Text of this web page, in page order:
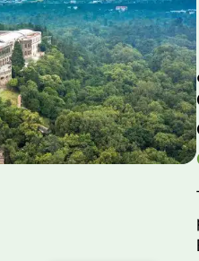
Causa